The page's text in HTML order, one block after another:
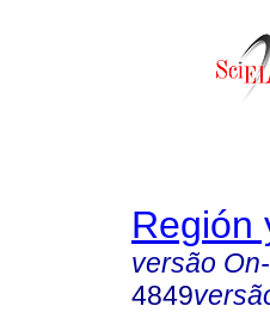
Región
versão
4849